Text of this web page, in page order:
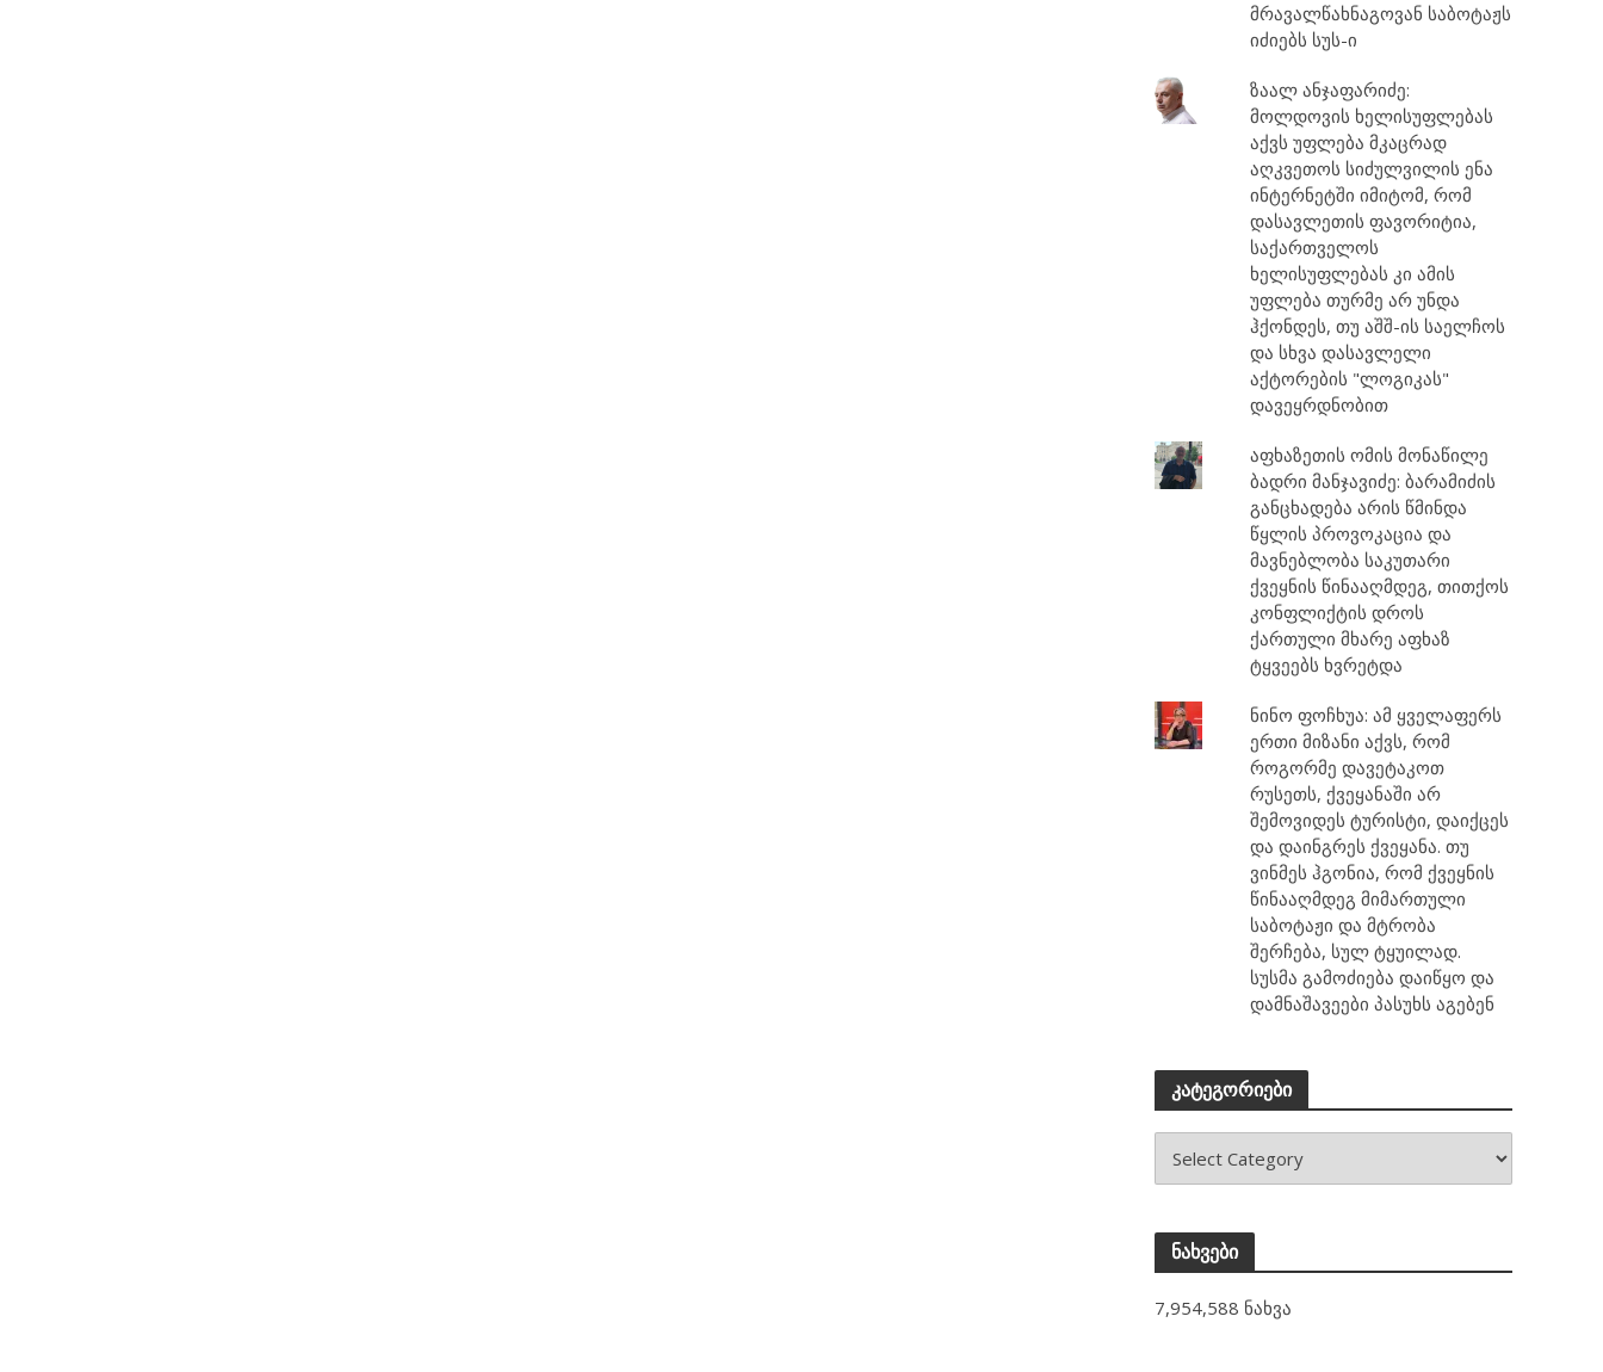
მრავალწახნაგოვან საბოტაჟს
იძიებს სუს-ი
ზაალ ანჯაფარიძე:
მოლდოვის ხელისუფლებას
აქვს უფლება მკაცრად
აღკვეთოს სიძულვილის ენა
ინტერნეტში იმიტომ, რომ
დასავლეთის ფავორიტია,
საქართველოს
ხელისუფლებას კი ამის
უფლება თურმე არ უნდა
ჰქონდეს, თუ აშშ-ის საელჩოს
და სხვა დასავლელი
აქტორების "ლოგიკას"
დავეყრდნობით
აფხაზეთის ომის მონაწილე
ბადრი მანჯავიძე: ბარამიძის
განცხადება არის წმინდა
წყლის პროვოკაცია და
მავნებლობა საკუთარი
ქვეყნის წინააღმდეგ, თითქოს
კონფლიქტის დროს
ქართული მხარე აფხაზ
ტყვეებს ხვრეტდა
ნინო ფოჩხუა: ამ ყველაფერს
ერთი მიზანი აქვს, რომ
როგორმე დავეტაკოთ
რუსეთს, ქვეყანაში არ
შემოვიდეს ტურისტი, დაიქცეს
და დაინგრეს ქვეყანა. თუ
ვინმეს ჰგონია, რომ ქვეყნის
წინააღმდეგ მიმართული
საბოტაჟი და მტრობა
შერჩება, სულ ტყუილად.
სუსმა გამოძიება დაიწყო და
დამნაშავეები პასუხს აგებენ
კატეგორიები
ნახვები
7,954,588 ნახვა